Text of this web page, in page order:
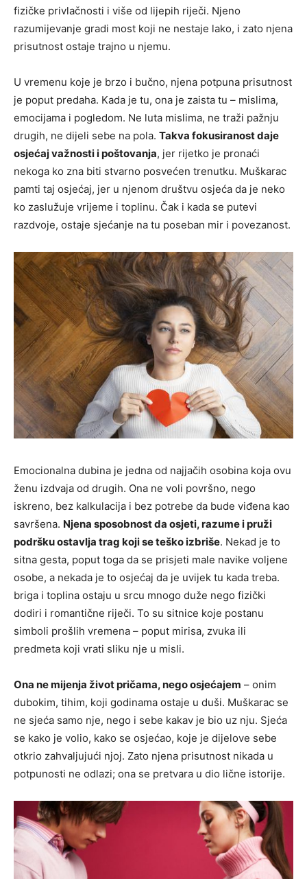
fizičke privlačnosti i više od lijepih riječi. Njeno
razumijevanje gradi most koji ne nestaje lako, i zato njena
prisutnost ostaje trajno u njemu.
U vremenu koje je brzo i bučno, njena potpuna prisutnost
je poput predaha. Kada je tu, ona je zaista tu – mislima,
emocijama i pogledom. Ne luta mislima, ne traži pažnju
drugih, ne dijeli sebe na pola. Takva fokusiranost daje
osjećaj važnosti i poštovanja, jer rijetko je pronaći
nekoga ko zna biti stvarno posvećen trenutku. Muškarac
pamti taj osjećaj, jer u njenom društvu osjeća da je neko
ko zaslužuje vrijeme i toplinu. Čak i kada se putevi
razdvoje, ostaje sjećanje na tu poseban mir i povezanost.
Emocionalna dubina je jedna od najjačih osobina koja ovu
ženu izdvaja od drugih. Ona ne voli površno, nego
iskreno, bez kalkulacija i bez potrebe da bude viđena kao
savršena. Njena sposobnost da osjeti, razume i pruži
podršku ostavlja trag koji se teško izbriše. Nekad je to
sitna gesta, poput toga da se prisjeti male navike voljene
osobe, a nekada je to osjećaj da je uvijek tu kada treba.
briga i toplina ostaju u srcu mnogo duže nego fizički
dodiri i romantične riječi. To su sitnice koje postanu
simboli prošlih vremena – poput mirisa, zvuka ili
predmeta koji vrati sliku nje u misli.
Ona ne mijenja život pričama, nego osjećajem – onim
dubokim, tihim, koji godinama ostaje u duši. Muškarac se
ne sjeća samo nje, nego i sebe kakav je bio uz nju. Sjeća
se kako je volio, kako se osjećao, koje je dijelove sebe
otkrio zahvaljujući njoj. Zato njena prisutnost nikada u
potpunosti ne odlazi; ona se pretvara u dio lične istorije.